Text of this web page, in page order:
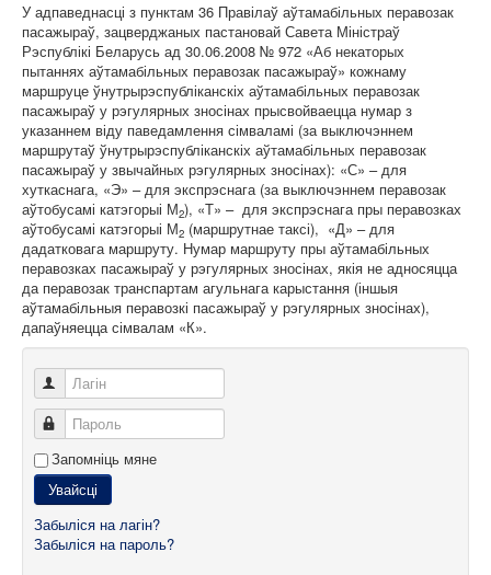
У адпаведнасці з пунктам 36 Правілаў аўтамабільных перавозак
пасажыраў, зацверджаных пастановай Савета Міністраў
Рэспублікі Беларусь ад 30.06.2008 № 972 «Аб некаторых
пытаннях аўтамабільных перавозак пасажыраў» кожнаму
маршруце ўнутрырэспубліканскіх аўтамабільных перавозак
пасажыраў у рэгулярных зносінах прысвойваецца нумар з
указаннем віду паведамлення сімваламі (за выключэннем
маршрутаў ўнутрырэспубліканскіх аўтамабільных перавозак
пасажыраў у звычайных рэгулярных зносінах): «С» – для
хуткаснага, «Э» – для экспрэснага (за выключэннем перавозак
аўтобусамі катэгорыі М2), «Т» – для экспрэснага пры перавозках
аўтобусамі катэгорыі М2 (маршрутнае таксі), «Д» – для
дадатковага маршруту. Нумар маршруту пры аўтамабільных
перавозках пасажыраў у рэгулярных зносінах, якія не адносяцца
да перавозак транспартам агульнага карыстання (іншыя
аўтамабільныя перавозкі пасажыраў у рэгулярных зносінах),
дапаўняецца сімвалам «К».
Лагін
Пароль
Запомніць мяне
Увайсці
Забыліся на лагін?
Забыліся на пароль?